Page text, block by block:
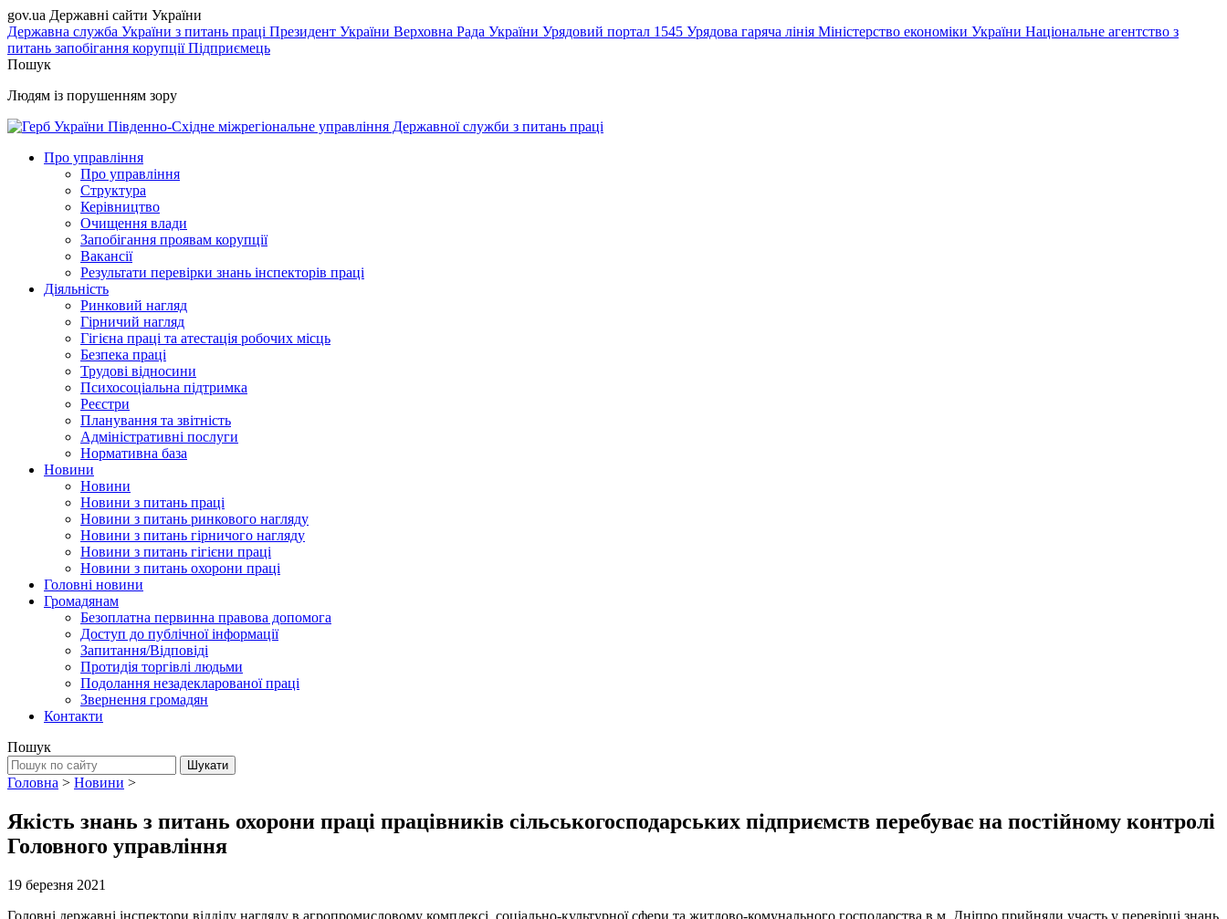
gov.ua Державні сайти України
Державна служба України з питань праці Президент України Верховна Рада України Урядовий портал 1545 Урядова гаряча лінія Міністерство економіки України Національне агентство з
питань запобігання корупціїПідприємець
Пошук
Людям із порушенням зору
Південно-Східне міжрегіональне управління Державної служби з питань праці
Про управління
Про управління
Структура
Керівництво
Очищення влади
Запобігання проявам корупції
Вакансії
Результати перевірки знань інспекторів праці
Діяльність
Ринковий нагляд
Гірничий нагляд
Гігієна праці та атестація робочих місць
Безпека праці
Трудові відносини
Психосоціальна підтримка
Реєстри
Планування та звітність
Адміністративні послуги
Нормативна база
Новини
Новини
Новини з питань праці
Новини з питань ринкового нагляду
Новини з питань гірничого нагляду
Новини з питань гігієни праці
Новини з питань охорони праці
Головні новини
Громадянам
Безоплатна первинна правова допомога
Доступ до публічної інформації
Запитання/Відповіді
Протидія торгівлі людьми
Подолання незадекларованої праці
Звернення громадян
Контакти
Пошук
Головна > Новини >
Якість знань з питань охорони праці працівників сільськогосподарських підприємств перебуває на постійному контролі
Головного управління
19 березня 2021
Головні державні інспектори відділу нагляду в агропромисловому комплексі, соціально-культурної сфери та житлово-комунального господарства в м. Дніпро прийняли участь у перевірці знань